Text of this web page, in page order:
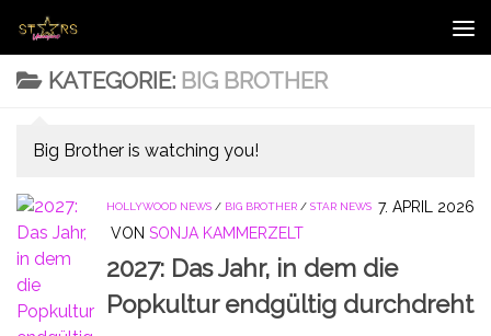
Zum Inhalt springen
KATEGORIE: BIG BROTHER
Big Brother is watching you!
HOLLYWOOD NEWS / BIG BROTHER / STAR NEWS 7. APRIL 2026
VON SONJA KAMMERZELT
2027: Das Jahr, in dem die
Popkultur endgültig durchdreht